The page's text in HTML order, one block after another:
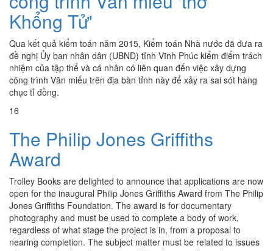
Khổng Tử'
Qua kết quả kiểm toán năm 2015, Kiểm toán Nhà nước đã đưa ra
đề nghị Ủy ban nhân dân (UBND) tỉnh Vĩnh Phúc kiểm điểm trách
nhiệm của tập thể và cá nhân có liên quan đến việc xây dựng
công trình Văn miếu trên địa bàn tỉnh này để xảy ra sai sót hàng
chục tỉ đồng.
16
The Philip Jones Griffiths
Award
Trolley Books are delighted to announce that applications are now
open for the inaugural Philip Jones Griffiths Award from The Philip
Jones Griffiths Foundation. The award is for documentary
photography and must be used to complete a body of work,
regardless of what stage the project is in, from a proposal to
nearing completion. The subject matter must be related to issues